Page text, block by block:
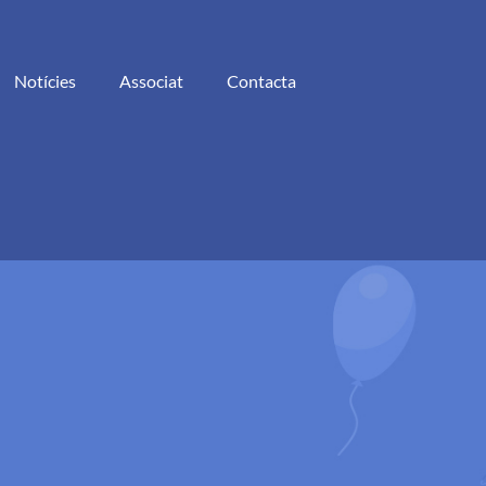
Notícies Associat Contacta